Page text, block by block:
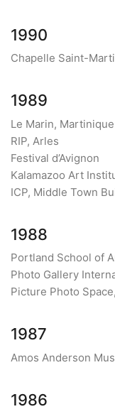
1990
Chapelle Saint-
1989
Le Marin, Martinique
RIP, Arles
Festival d’Avignon
Kalamazoo Art
ICP, Middle Town
1988
Portland School of
Photo Gallery
Picture Photo
1987
Amos Anderson
1986